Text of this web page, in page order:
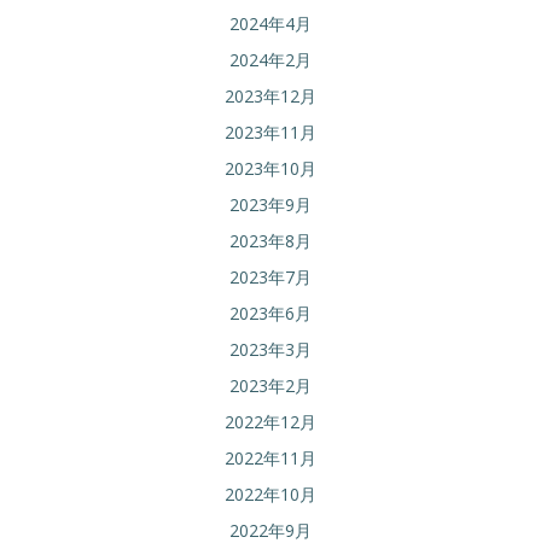
2024年4月
2024年2月
2023年12月
2023年11月
2023年10月
2023年9月
2023年8月
2023年7月
2023年6月
2023年3月
2023年2月
2022年12月
2022年11月
2022年10月
2022年9月